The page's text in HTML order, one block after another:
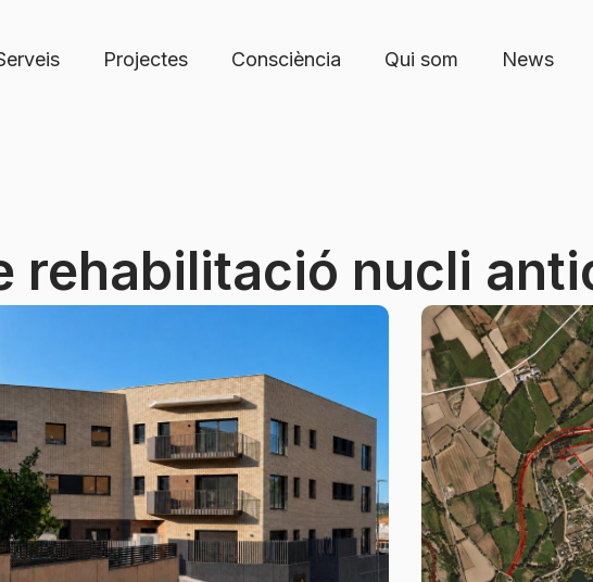
Projectes Consciència Qui som News
rehabilitació nucli